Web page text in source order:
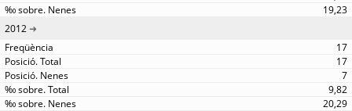
19,23
2012
17
17
7
9,82
20,29